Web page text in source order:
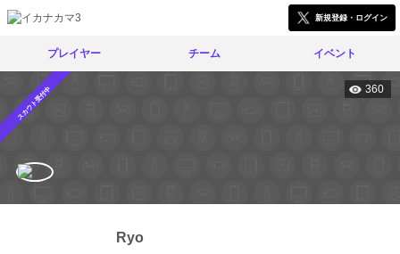
新規登録・ログイン
プレイヤー チーム イベント
スカウト受付中 360
Ryo